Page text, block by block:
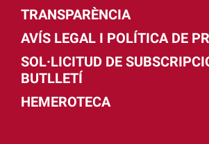
TRANSPARÈNCIA
AVÍS LEGAL I POLÍTICA DE
SOL·LICITUD DE
BUTLLETÍ
HEMEROTECA